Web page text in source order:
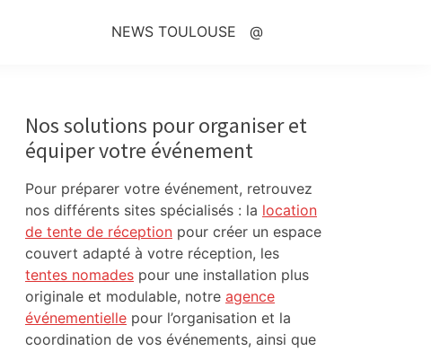
NEWS TOULOUSE @
Sidebar
Nos solutions pour organiser et
équiper votre événement
Pour préparer votre événement, retrouvez
nos différents sites spécialisés : la location
de tente de réception pour créer un espace
couvert adapté à votre réception, les
tentes nomades pour une installation plus
originale et modulable, notre agence
événementielle pour l’organisation et la
coordination de vos événements, ainsi que